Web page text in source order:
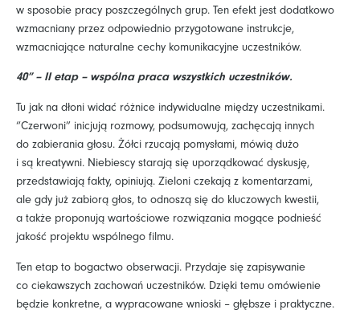
w sposobie pracy poszczególnych grup. Ten efekt jest dodatkowo
wzmacniany przez odpowiednio przygotowane instrukcje,
wzmacniające naturalne cechy komunikacyjne uczestników.
40” – II etap – wspólna praca wszystkich uczestników.
Tu jak na dłoni widać różnice indywidualne między uczestnikami.
“Czerwoni” inicjują rozmowy, podsumowują, zachęcają innych
do zabierania głosu. Żółci rzucają pomysłami, mówią dużo
i są kreatywni. Niebiescy starają się uporządkować dyskusję,
przedstawiają fakty, opiniują. Zieloni czekają z komentarzami,
ale gdy już zabiorą głos, to odnoszą się do kluczowych kwestii,
a także proponują wartościowe rozwiązania mogące podnieść
jakość projektu wspólnego filmu.
Ten etap to bogactwo obserwacji. Przydaje się zapisywanie
co ciekawszych zachowań uczestników. Dzięki temu omówienie
będzie konkretne, a wypracowane wnioski – głębsze i praktyczne.